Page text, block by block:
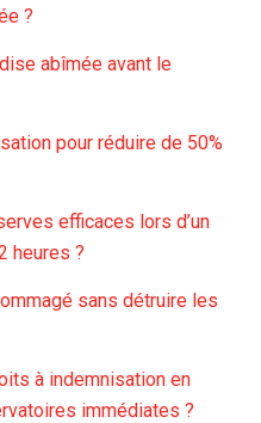
?
abîmée avant le
pour réduire de 50%
efficaces lors d’un
heures ?
sans détruire les
à indemnisation en
immédiates ?